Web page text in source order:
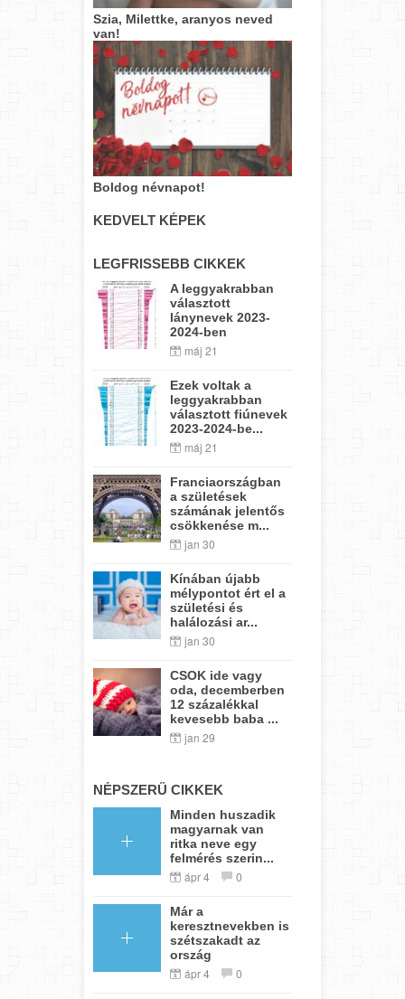
Szia, Milettke, aranyos neved
van!
Boldog névnapot!
KEDVELT KÉPEK
LEGFRISSEBB CIKKEK
A leggyakrabban
választott
lánynevek 2023-
2024-ben
máj 21
Ezek voltak a
leggyakrabban
választott fiúnevek
2023-2024-be...
máj 21
Franciaországban
a születések
számának jelentős
csökkenése m...
jan 30
Kínában újabb
mélypontot ért el a
születési és
halálozási ar...
jan 30
CSOK ide vagy
oda, decemberben
12 százalékkal
kevesebb baba ...
jan 29
NÉPSZERŰ CIKKEK
Minden huszadik
magyarnak van
ritka neve egy
felmérés szerin...
ápr 4 0
Már a
keresztnevekben is
szétszakadt az
ország
ápr 4 0